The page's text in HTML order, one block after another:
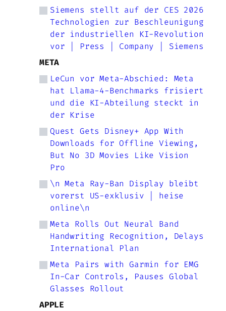
Siemens stellt auf der CES 2026
Technologien zur Beschleunigung
der industriellen KI-Revolution
vor | Press | Company | Siemens
META
LeCun vor Meta-Abschied: Meta
hat Llama-4-Benchmarks frisiert
und die KI-Abteilung steckt in
der Krise
Quest Gets Disney+ App With
Downloads for Offline Viewing,
But No 3D Movies Like Vision
Pro
\n Meta Ray-Ban Display bleibt
vorerst US-exklusiv | heise
online\n
Meta Rolls Out Neural Band
Handwriting Recognition, Delays
International Plan
Meta Pairs with Garmin for EMG
In-Car Controls, Pauses Global
Glasses Rollout
APPLE